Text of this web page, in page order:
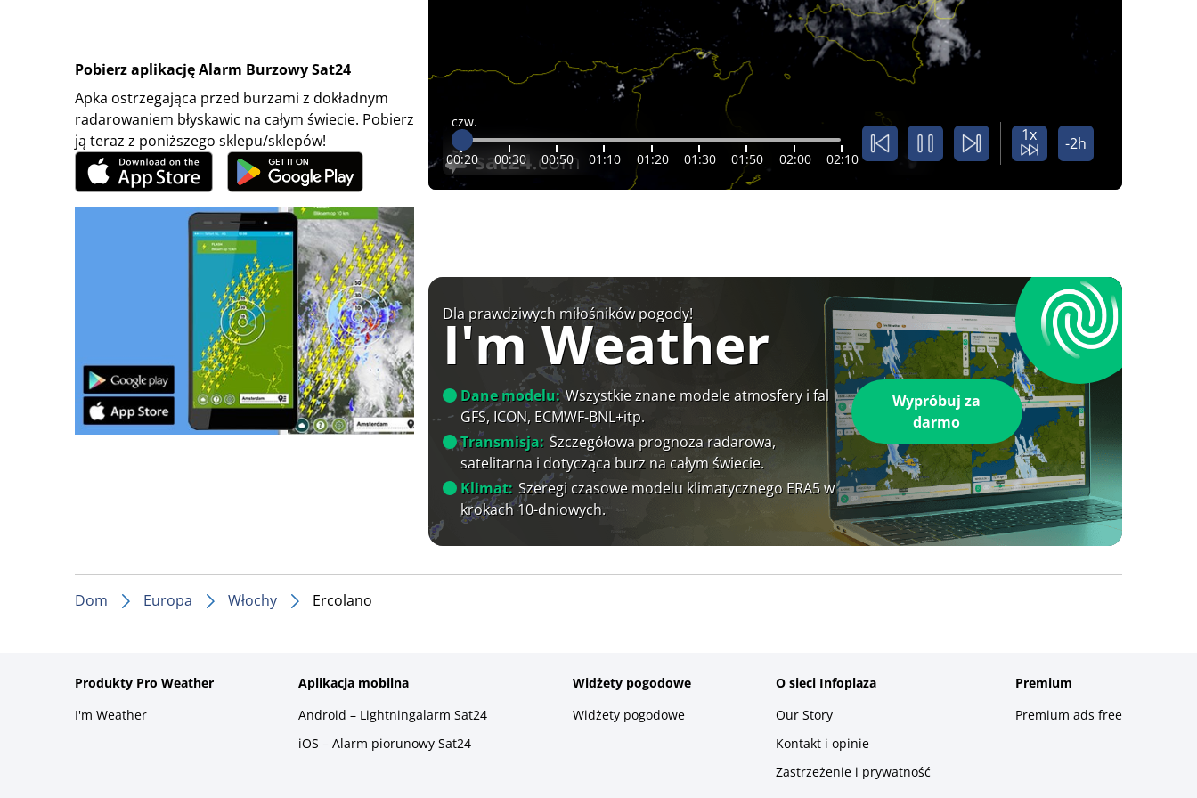
Pobierz aplikację Alarm Burzowy Sat24
Apka ostrzegająca przed burzami z dokładnym
radarowaniem błyskawic na całym świecie. Pobierz
ją teraz z poniższego sklepu/sklepów!
czw.
00:20 00:30 00:50 01:10 01:20 01:30 01:50 02:00 02:10
1x -2h
Dla prawdziwych miłośników pogody!
I'm Weather
Dane modelu: Wszystkie znane modele atmosfery i fal
GFS, ICON, ECMWF-BNL+itp.
Transmisja: Szczegółowa prognoza radarowa,
satelitarna i dotycząca burz na całym świecie.
Klimat: Szeregi czasowe modelu klimatycznego ERA5 w
krokach 10-dniowych.
Wypróbuj za
darmo
Dom Europa Włochy Ercolano
Produkty Pro Weather
I'm Weather
Aplikacja mobilna
Android – Lightningalarm Sat24
iOS – Alarm piorunowy Sat24
Widżety pogodowe
Widżety pogodowe
O sieci Infoplaza
Our Story
Kontakt i opinie
Zastrzeżenie i prywatność
Premium
Premium ads free